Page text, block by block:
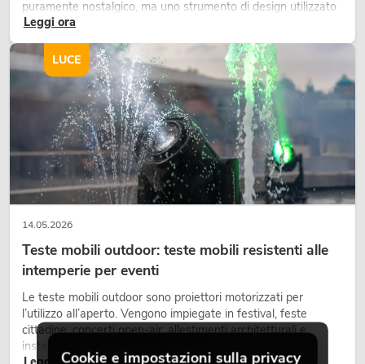
puramente nostalgico, ma uno strumento di design utilizzato
in modo consapevole: crea atmosfera, dona carattere alle
scene e può rendere più emozionali i setup LED tecnici.
Leggi ora
14.05.2026
Teste mobili outdoor: teste mobili resistenti alle
intemperie per eventi
Le teste mobili outdoor sono proiettori motorizzati per
l’utilizzo all’aperto. Vengono impiegate in festival, feste
cittadine, concerti open-air, allestimenti architetturali e
installazioni temporanee all’esterno.
LUCE
Cookie e impostazioni sulla privacy